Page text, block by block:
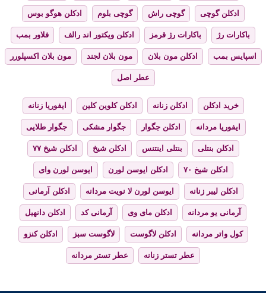
ادکلن گوچی گوچی راش گوچی بلوم ادکلن هوگو بوس
باکارات رژ باکارات رژ قرمز ادکلن ویکتور اند رالف فلاور بمب
اسپایس بمب ادکلن مون بلان مون بلان لجند مون بلان اکسپلورر
عطر اصل
خرید ادکلن ادکلن زنانه ادکلن کلوین کلین ایفوریا زنانه
ایفوریا مردانه ادکلن جگوار جگوار مشکی جگوار طلایی
ادکلن بنتلی بنتلی اینتنس ادکلن شیخ ادکلن شیخ ۷۷
ادکلن شیخ ۷۰ ادکلن ایوسن لورن ایوسن لورن وای
ادکلن لیبر زنانه ایوسن لورن لا نویت مردانه ادکلن آرمانی
آرمانی یو مردانه ادکلن مای وی آرمانی کد ادکلن دانهیل
کول واتر مردانه ادکلن لاگوست لاگوست سبز ادکلن کنزو
عطر تستر زنانه عطر تستر مردانه